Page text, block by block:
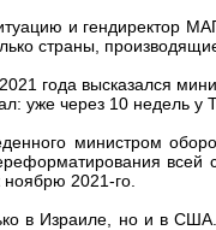
и гендиректор
страны,
года высказался
уже через 10 недель у
министром
ноябрю 2021-го.
в Израиле, но и в